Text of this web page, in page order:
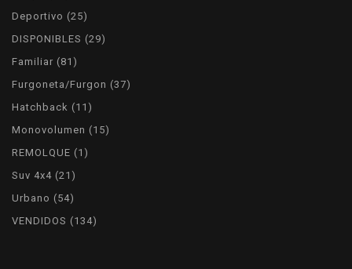
Deportivo 2525
DISPONIBLES 2929
Familiar 81 81
Furgoneta/Furgon 3737
Hatchback 11 11
Monovolumen 1515
REMOLQUE 1 1
Suv 4x4 21 21
Urbano 5454
VENDIDOS 134134